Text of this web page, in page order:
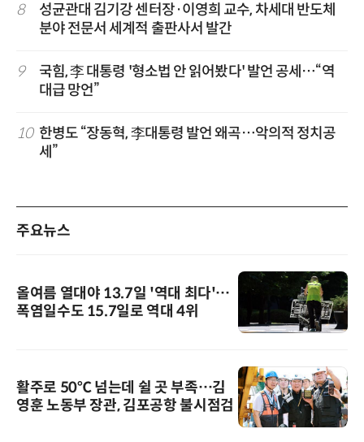
8
성균관대 김기강 센터장·이영희 교수, 차세대 반도체
분야 전문서 세계적 출판사서 발간
9
국힘, 李 대통령 '형소법 안 읽어봤다' 발언 공세…“역
대급 망언”
10 한병도 “장동혁, 李대통령 발언 왜곡…악의적 정치공
세”
주요뉴스
올여름 열대야 13.7일 '역대 최다'…
폭염일수도 15.7일로 역대 4위
활주로 50℃ 넘는데 쉴 곳 부족…김
영훈 노동부 장관, 김포공항 불시점검